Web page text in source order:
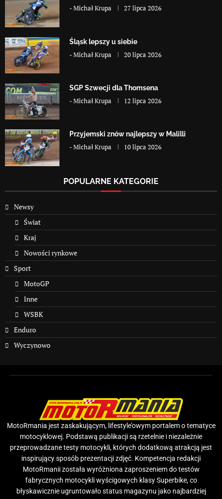
-Michał Krupa 27 lipca 2026
Śląsk lepszy u siebie
-Michał Krupa 20 lipca 2026
SGP Szwecji dla Thomsena
-Michał Krupa 12 lipca 2026
Przyjemski znów najlepszy w Malilli
-Michał Krupa 10 lipca 2026
POPULARNE KATEGORIE
Newsy
Świat
Kraj
Nowości rynkowe
Sport
MotoGP
Inne
WSBK
Enduro
Wyczynowo
MotoRmania jest zaskakującym, lifestyle’owym portalem o tematyce
motocyklowej. Podstawą publikacji są rzetelnie i niezależnie
przeprowadzane testy motocykli, których dodatkową atrakcją jest
inspirujący sposób prezentacji zdjęć. Kompetencja redakcji
MotoRmanii została wyróżniona zaproszeniem do testów
fabrycznych motocykli wyścigowych klasy Superbike, co
błyskawicznie ugruntowało status magazynu jako najbardziej